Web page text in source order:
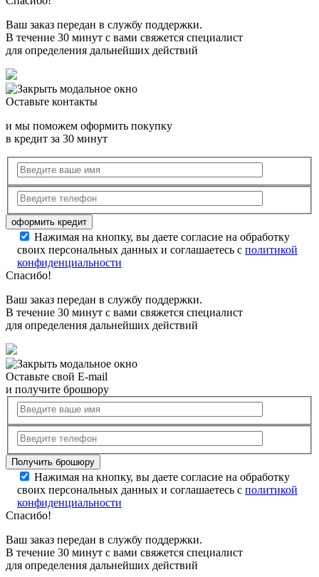
Ваш заказ передан в службу поддержки.
В течение 30 минут с вами свяжется специалист
для определения дальнейших действий
Оставьте контакты
и мы поможем оформить покупку
в кредит за 30 минут
Нажимая на кнопку, вы даете согласие на обработку
своих персональных данных и соглашаетесь с политикой
конфиденциальности
Спасибо!
Ваш заказ передан в службу поддержки.
В течение 30 минут с вами свяжется специалист
для определения дальнейших действий
Оставьте свой E-mail
и получите брошюру
Нажимая на кнопку, вы даете согласие на обработку
своих персональных данных и соглашаетесь с политикой
конфиденциальности
Спасибо!
Ваш заказ передан в службу поддержки.
В течение 30 минут с вами свяжется специалист
для определения дальнейших действий